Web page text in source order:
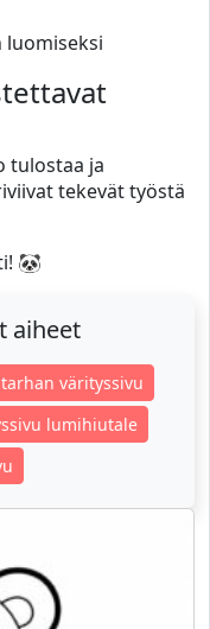
luomiseksi
tulostaa ja
tekevät työstä
🐼
aiheet
värityssivu
lumihiutale